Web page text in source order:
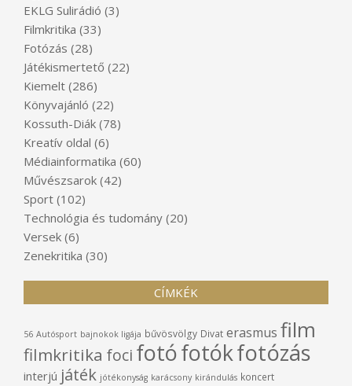
EKLG Sulirádió (3)
Filmkritika (33)
Fotózás (28)
Játékismertető (22)
Kiemelt (286)
Könyvajánló (22)
Kossuth-Diák (78)
Kreatív oldal (6)
Médiainformatika (60)
Művészsarok (42)
Sport (102)
Technológia és tudomány (20)
Versek (6)
Zenekritika (30)
CÍMKÉK
56 Autósport bajnokok ligája bűvösvölgy Divat erasmus film
filmkritika foci fotófotókfotózás
interjú játék jótékonyság karácsony kirándulás koncert